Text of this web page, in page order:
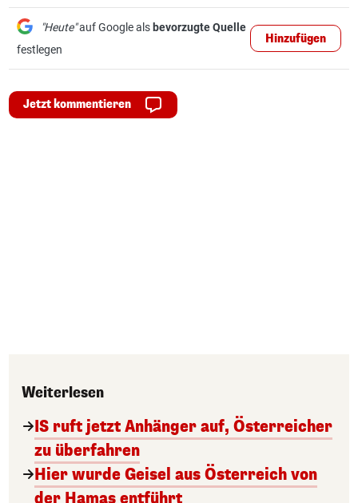
"Heute"auf Google als bevorzugte Quelle
festlegen
Hinzufügen
Jetzt kommentieren
Weiterlesen
IS ruft jetzt Anhänger auf, Österreicher
zu überfahren
Hier wurde Geisel aus Österreich von
der Hamas entführt